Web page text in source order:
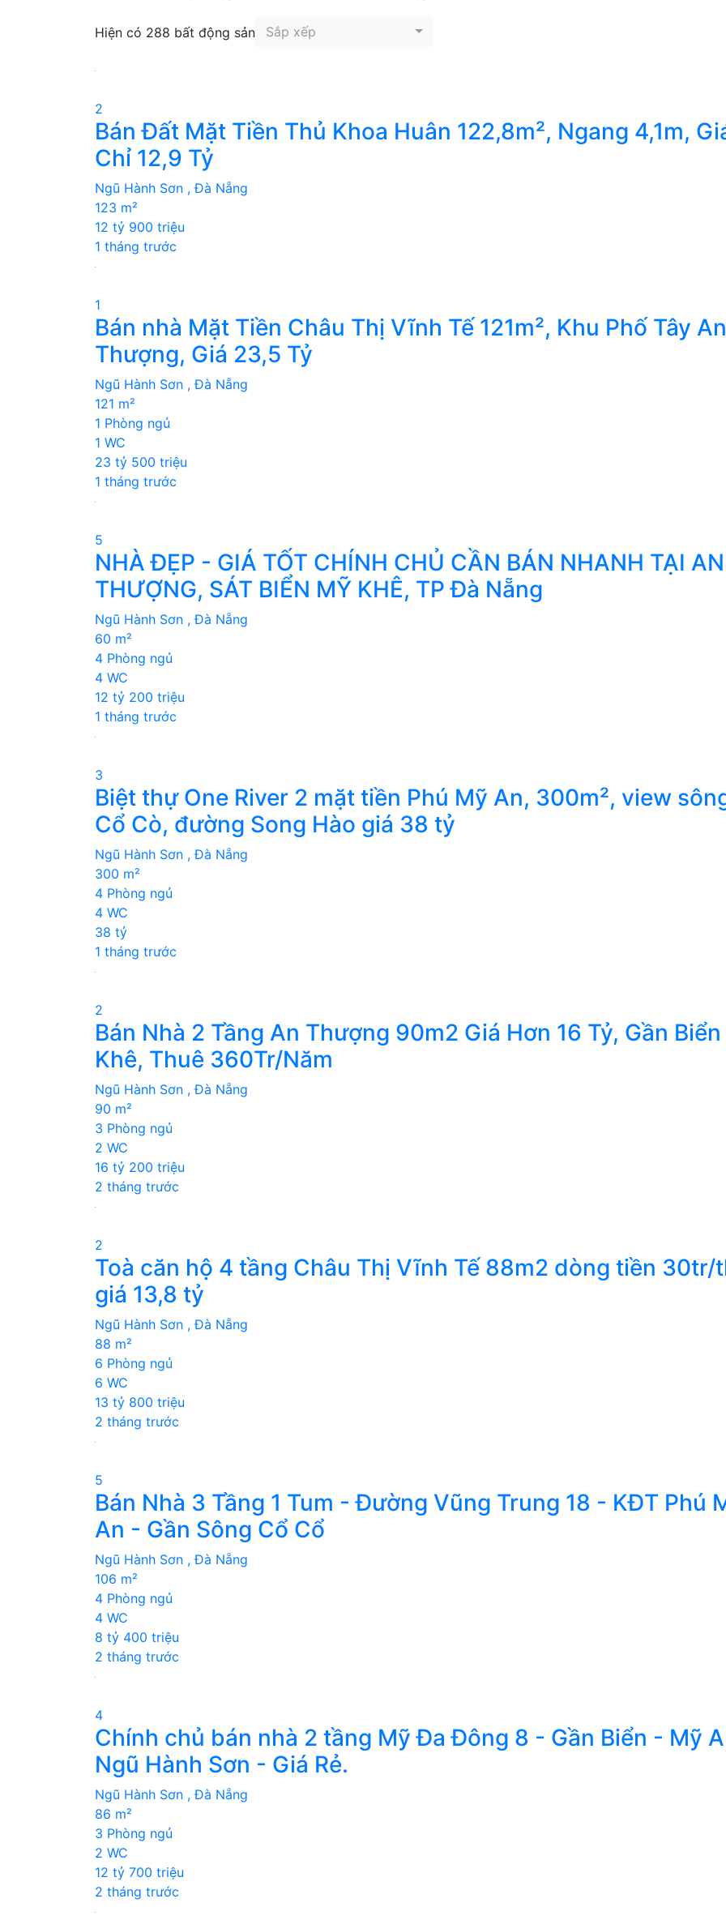
Hiện có 288 bất động sản Sắp xếp
2
Bán Đất Mặt Tiền Thủ Khoa Huân 122,8m², Ngang 4,1m,
Chỉ 12,9 Tỷ
Ngũ Hành Sơn , Đà Nẵng
123 m²
12 tỷ 900 triệu
1 tháng trước
1
Bán nhà Mặt Tiền Châu Thị Vĩnh Tế 121m², Khu Phố Tây An
Thượng, Giá 23,5 Tỷ
Ngũ Hành Sơn , Đà Nẵng
121 m²
1 Phòng ngủ
1 WC
23 tỷ 500 triệu
1 tháng trước
5
NHÀ ĐẸP - GIÁ TỐT CHÍNH CHỦ CẦN BÁN NHANH TẠI AN
THƯỢNG, SÁT BIỂN MỸ KHÊ, TP Đà Nẵng
Ngũ Hành Sơn , Đà Nẵng
60 m²
4 Phòng ngủ
4 WC
12 tỷ 200 triệu
1 tháng trước
3
Biệt thự One River 2 mặt tiền Phú Mỹ An, 300m², view
Cổ Cò, đường Song Hào giá 38 tỷ
Ngũ Hành Sơn , Đà Nẵng
300 m²
4 Phòng ngủ
4 WC
38 tỷ
1 tháng trước
2
Bán Nhà 2 Tầng An Thượng 90m2 Giá Hơn 16 Tỷ, Gần
Khê, Thuê 360Tr/Năm
Ngũ Hành Sơn , Đà Nẵng
90 m²
3 Phòng ngủ
2 WC
16 tỷ 200 triệu
2 tháng trước
2
Toà căn hộ 4 tầng Châu Thị Vĩnh Tế 88m2 dòng tiền 30tr/
giá 13,8 tỷ
Ngũ Hành Sơn , Đà Nẵng
88 m²
6 Phòng ngủ
6 WC
13 tỷ 800 triệu
2 tháng trước
5
Bán Nhà 3 Tầng 1 Tum - Đường Vũng Trung 18 - KĐT Phú
An - Gần Sông Cổ Cổ
Ngũ Hành Sơn , Đà Nẵng
106 m²
4 Phòng ngủ
4 WC
8 tỷ 400 triệu
2 tháng trước
4
Chính chủ bán nhà 2 tầng Mỹ Đa Đông 8 - Gần Biển - Mỹ
Ngũ Hành Sơn - Giá Rẻ.
Ngũ Hành Sơn , Đà Nẵng
86 m²
3 Phòng ngủ
2 WC
12 tỷ 700 triệu
2 tháng trước